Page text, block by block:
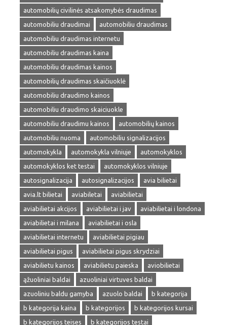
automobilių civilinės atsakomybės draudimas
automobiliu draudimai
automobiliu draudimas
automobiliu draudimas internetu
automobiliu draudimas kaina
automobiliu draudimas kainos
automobilių draudimas skaičiuoklė
automobiliu draudimo kainos
automobiliu draudimo skaiciuokle
automobiliu draudimu kainos
automobilių kainos
automobiliu nuoma
automobiliu signalizacijos
automokykla
automokykla vilniuje
automokyklos
automokyklos ket testai
automokyklos vilniuje
autosignalizacija
autosignalizacijos
avia bilietai
avia.lt bilietai
aviabiletai
aviabilietai
aviabilietai akcijos
aviabilietai i jav
aviabilietai i londona
aviabilietai i milana
aviabilietai i osla
aviabilietai internetu
aviabilietai pigiau
aviabilietai pigus
aviabilietai pigus skrydziai
aviabilietu kainos
aviabilietu paieska
aviobilietai
ąžuoliniai baldai
azuoliniai virtuves baldai
azuoliniu baldu gamyba
azuolo baldai
b kategorija
b kategorija kaina
b kategorijos
b kategorijos kursai
b kategorijos teises
b kategorijos testai